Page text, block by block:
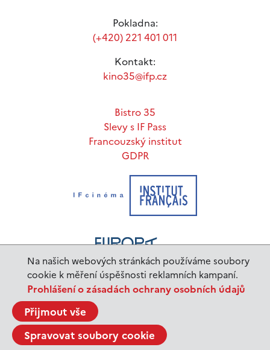
Na našich webových stránkách používáme soubory
cookie k měření úspěšnosti reklamních kampaní.
Prohlášení o zásadách ochrany osobních údajů
Přijmout vše
Spravovat soubory cookie
Pokladna:
(+420) 221 401 011
Kontakt:
kino35@ifp.cz
Bistro 35
Slevy s IF Pass
Francouzský institut
GDPR
© 2023 Institut français de Prague |
code:BurnITdesign:Tajpej Design